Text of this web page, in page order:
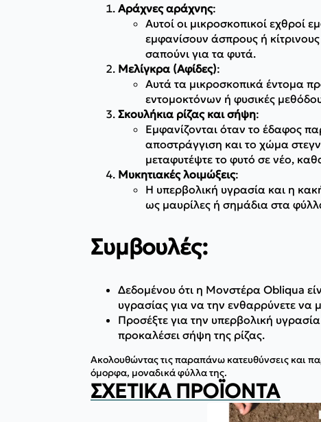
Αράχνες αράχνης:
Αυτοί οι μικροσκοπικοί εχθροί
εμφανίσουν άσπρους ή
σαπούνι για τα φυτά.
Μελίγκρα (Αφίδες):
Αυτά τα μικροσκοπικά έντομα
εντομοκτόνων ή φυσικές
Σκουλήκια ρίζας και σήψη:
Εμφανίζονται όταν το έδαφος
αποστράγγιση και το χώμα
μεταφυτέψτε το φυτό σε νέο,
Μυκητιακές λοιμώξεις:
Η υπερβολική υγρασία και η
ως μαυρίλες ή σημάδια στα
Συμβουλές:
Δεδομένου ότι η Μονστέρα Obliqua
υγρασίας για να την ενθαρρύνετε να
Προσέξτε για την υπερβολική
προκαλέσει σήψη της ρίζας.
Ακολουθώντας τις παραπάνω κατευθύνσεις και
όμορφα, μοναδικά φύλλα της.
ΣΧΕΤΙΚΆ ΠΡΟΪΌΝΤΑ